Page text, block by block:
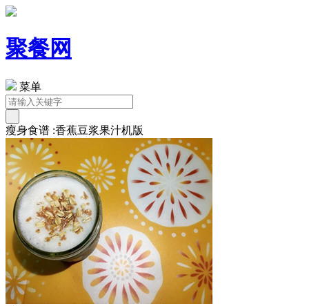
聚餐网
菜单
瘦身食谱 :香蕉豆浆果汁机版